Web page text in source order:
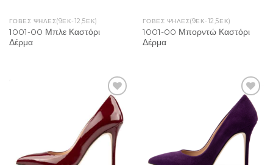
ΓΌΒΕΣ ΨΗΛΈΣ(9ΕΚ-12,5ΕΚ)
1001-00 Μπλε Καστόρι
Δέρμα
ΓΌΒΕΣ ΨΗΛΈΣ(9ΕΚ-12,5ΕΚ)
1001-00 Μπορντώ Καστόρι
Δέρμα
Add to
Wishlist
Add to
Wishlist